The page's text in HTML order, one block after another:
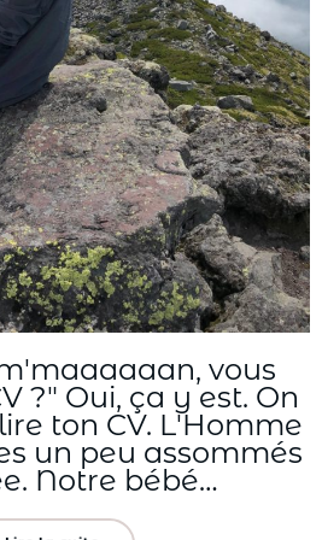
vous
?" Oui, ça y est. On
ton CV. L'Homme
un peu assommés
Notre bébé…